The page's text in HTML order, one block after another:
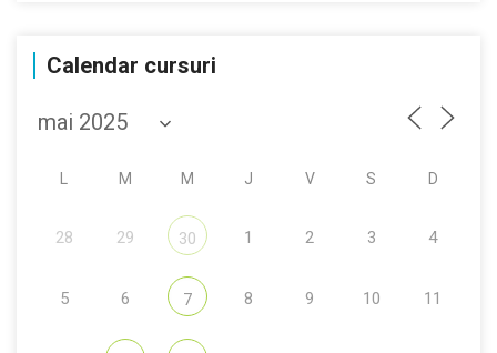
Calendar cursuri
M M J V S D
28 29 30 1 2 3 4
5 6 7 8 9 10 11